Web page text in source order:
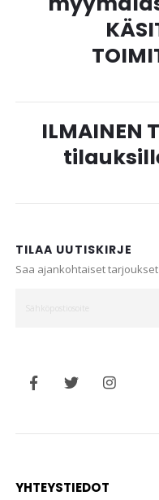
ILMAINEN
TILAA UUTISKIRJE
Saa ajankohtaiset
YHTEYSTIEDOT